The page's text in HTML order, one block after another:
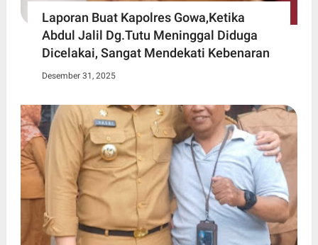
Laporan Buat Kapolres Gowa,Ketika
Abdul Jalil Dg.Tutu Meninggal Diduga
Dicelakai, Sangat Mendekati Kebenaran
Desember 31, 2025